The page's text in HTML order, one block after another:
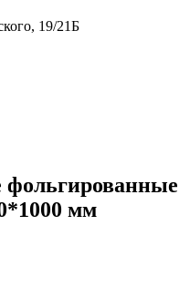
19/21Б
мм